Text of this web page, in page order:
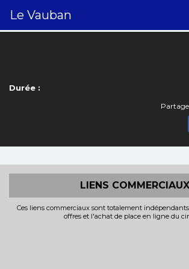
Le Vauban
Durée :
LIENS COMMERCIAUX
Ces liens commerciaux sont totalement
offres et l'achat de place en ligne du